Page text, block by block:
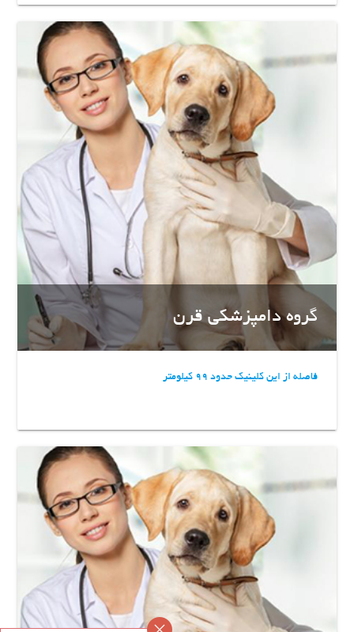
گروه دامپزشکی قرن
فاصله از این کلینیک حدود 99 کیلومتر